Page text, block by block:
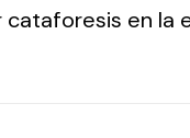
cataforesis en la